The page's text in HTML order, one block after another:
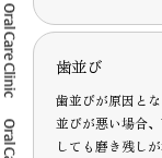
歯並び
歯並びが原因と
並びが悪い場合
しても磨き残し